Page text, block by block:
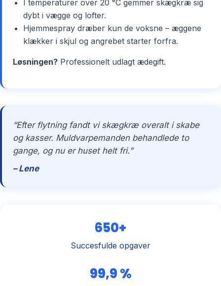
I temperaturer over 20 °C gemmer skægkræ sig
dybt i vægge og lofter.
Hjemmespray dræber kun de voksne – æggene
klækker i skjul og angrebet starter forfra.
Løsningen? Professionelt udlagt ædegift.
“Efter flytning fandt vi skægkræ overalt i skabe
og kasser. Muldvarpemanden behandlede to
gange, og nu er huset helt fri.”
– Lene
650+
Succesfulde opgaver
99,9 %